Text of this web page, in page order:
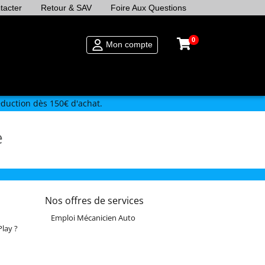
Retour & SAV Foire Aux Questions
Mon compte 0
dès 150€ d'achat.
?
Nos offres de services
Emploi Mécanicien Auto